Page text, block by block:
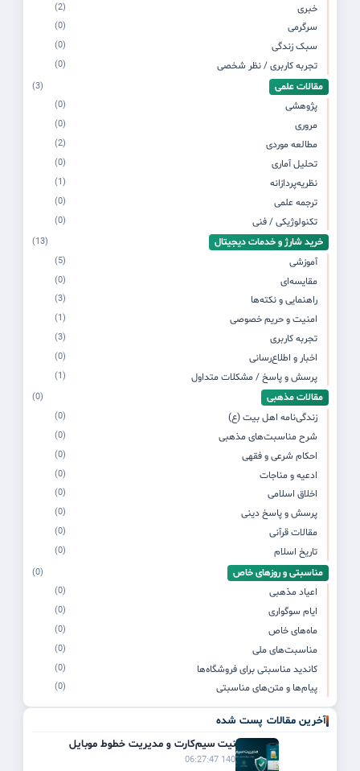
خبری (2)
سرگرمی (0)
سبک زندگی (0)
تجربه کاربری / نظر شخصی (0)
مقالات علمی (3)
پژوهشی (0)
مروری (0)
مطالعه موردی (2)
تحلیل آماری (0)
نظریه‌پردازانه (1)
ترجمه علمی (0)
تکنولوژیکی / فنی (0)
خرید شارژ و خدمات دیجیتال (13)
آموزشی (5)
مقایسه‌ای (0)
راهنمایی و نکته‌ها (3)
امنیت و حریم خصوصی (1)
تجربه کاربری (3)
اخبار و اطلاع‌رسانی (0)
پرسش و پاسخ / مشکلات متداول (1)
مقالات مذهبی (0)
زندگی‌نامه اهل بیت (ع) (0)
شرح مناسبت‌های مذهبی (0)
احکام شرعی و فقهی (0)
ادعیه و مناجات (0)
اخلاق اسلامی (0)
پرسش و پاسخ دینی (0)
مقالات قرآنی (0)
تاریخ اسلام (0)
مناسبتی و روزهای خاص (0)
اعیاد مذهبی (0)
ایام سوگواری (0)
ماه‌های خاص (0)
مناسبت‌های ملی (0)
کاندید مناسبتی برای فروشگاه‌ها (0)
پیام‌ها و متن‌های مناسبتی (0)
آخرین مقالات پست شده
راهنمای امنیت سیم‌کارت و مدیریت خطوط موبایل
1405/03/21 06:27:47